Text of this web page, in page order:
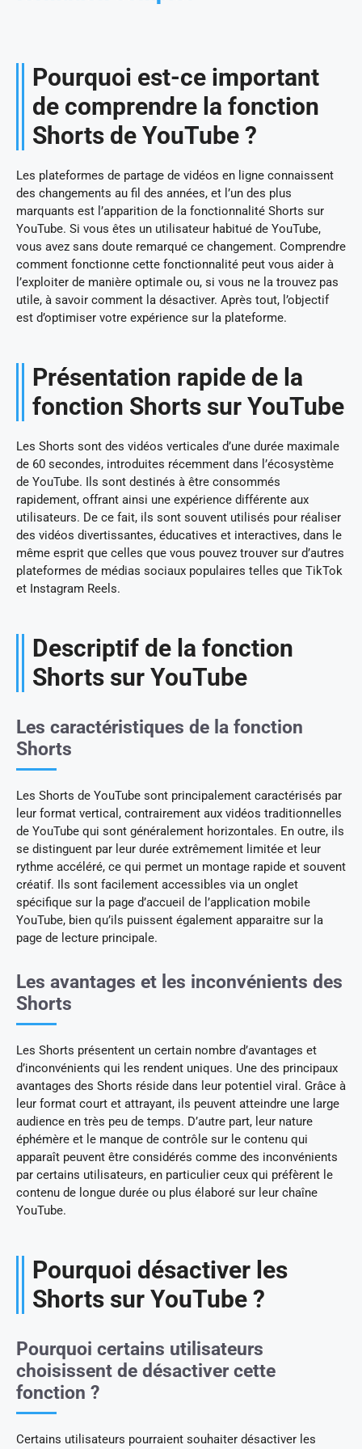
Pourquoi est-ce important
de comprendre la fonction
Shorts de YouTube ?
Les plateformes de partage de vidéos en ligne connaissent
des changements au fil des années, et l’un des plus
marquants est l’apparition de la fonctionnalité Shorts sur
YouTube. Si vous êtes un utilisateur habitué de YouTube,
vous avez sans doute remarqué ce changement. Comprendre
comment fonctionne cette fonctionnalité peut vous aider à
l’exploiter de manière optimale ou, si vous ne la trouvez pas
utile, à savoir comment la désactiver. Après tout, l’objectif
est d’optimiser votre expérience sur la plateforme.
Présentation rapide de la
fonction Shorts sur YouTube
Les Shorts sont des vidéos verticales d’une durée maximale
de 60 secondes, introduites récemment dans l’écosystème
de YouTube. Ils sont destinés à être consommés
rapidement, offrant ainsi une expérience différente aux
utilisateurs. De ce fait, ils sont souvent utilisés pour réaliser
des vidéos divertissantes, éducatives et interactives, dans le
même esprit que celles que vous pouvez trouver sur d’autres
plateformes de médias sociaux populaires telles que TikTok
et Instagram Reels.
Descriptif de la fonction
Shorts sur YouTube
Les caractéristiques de la fonction
Shorts
Les Shorts de YouTube sont principalement caractérisés par
leur format vertical, contrairement aux vidéos traditionnelles
de YouTube qui sont généralement horizontales. En outre, ils
se distinguent par leur durée extrêmement limitée et leur
rythme accéléré, ce qui permet un montage rapide et souvent
créatif. Ils sont facilement accessibles via un onglet
spécifique sur la page d’accueil de l’application mobile
YouTube, bien qu’ils puissent également apparaitre sur la
page de lecture principale.
Les avantages et les inconvénients des
Shorts
Les Shorts présentent un certain nombre d’avantages et
d’inconvénients qui les rendent uniques. Une des principaux
avantages des Shorts réside dans leur potentiel viral. Grâce à
leur format court et attrayant, ils peuvent atteindre une large
audience en très peu de temps. D’autre part, leur nature
éphémère et le manque de contrôle sur le contenu qui
apparaît peuvent être considérés comme des inconvénients
par certains utilisateurs, en particulier ceux qui préfèrent le
contenu de longue durée ou plus élaboré sur leur chaîne
YouTube.
Pourquoi désactiver les
Shorts sur YouTube ?
Pourquoi certains utilisateurs
choisissent de désactiver cette
fonction ?
Certains utilisateurs pourraient souhaiter désactiver les